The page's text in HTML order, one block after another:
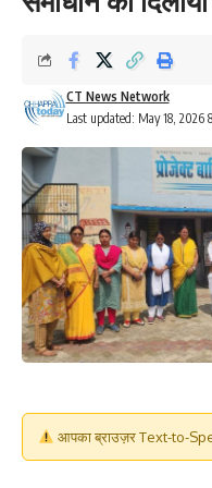
Last updated: May 18, 2026
CT News Network
आपका ब्राउज़र Text-to-